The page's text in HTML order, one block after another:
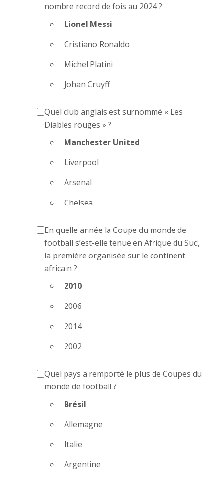
nombre record de fois au 2024 ?
Lionel Messi
Cristiano Ronaldo
Michel Platini
Johan Cruyff
Quel club anglais est surnommé « Les
Diables rouges » ?
Manchester United
Liverpool
Arsenal
Chelsea
En quelle année la Coupe du monde de
football s’est-elle tenue en Afrique du Sud,
la première organisée sur le continent
africain ?
2010
2006
2014
2002
Quel pays a remporté le plus de Coupes du
monde de football ?
Brésil
Allemagne
Italie
Argentine